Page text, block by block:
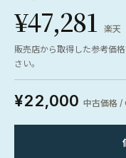
¥47,281
楽天
販売店から取得した参考価
さい。
¥22,000 中古価格 /